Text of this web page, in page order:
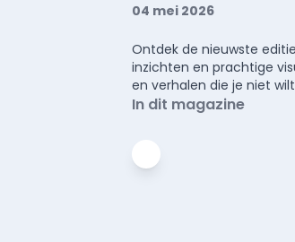
04 mei 2026
Ontdek de nieuwste
inzichten en prachtige
en verhalen die je niet
In dit magazine